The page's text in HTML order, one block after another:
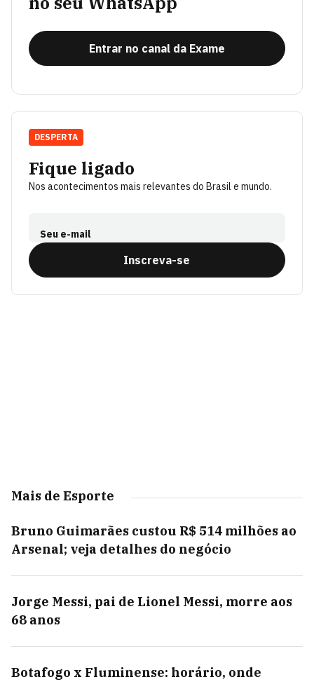
Entrar no canal da Exame
Fique ligado
Nos acontecimentos mais relevantes do Brasil e mundo.
Seu e-mail
Inscreva-se
DESPERTA
Mais de Esporte
Bruno Guimarães custou R$ 514 milhões ao
Arsenal; veja detalhes do negócio
Jorge Messi, pai de Lionel Messi, morre aos
68 anos
Botafogo x Fluminense: horário, onde